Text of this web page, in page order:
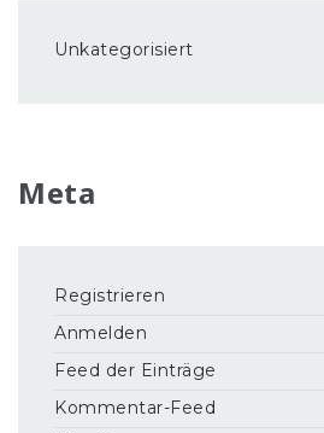
Unkategorisiert
Meta
Registrieren
Anmelden
Feed der Einträge
Kommentar-Feed